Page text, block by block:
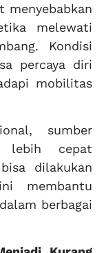
menyebabkan
melewati
Kondisi
percaya diri
mobilitas
sumber
lebih cepat
dilakukan
membantu
berbagai